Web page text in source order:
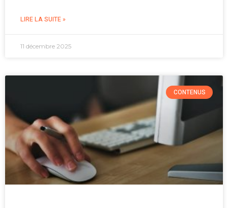
LIRE LA SUITE »
11 décembre 2025
CONTENUS